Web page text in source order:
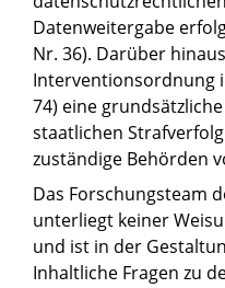
Lorenz
Johannes
2002)
Seit Anfang
der
Studie zum
im Erzbistum
Stufe 2:
der
Erzbischof
Josef
auch die
2002 initiierten
der Kirche mit
Änderungen in
Berichterstattung
dieses Teilprojekt
Quellen aus
Archiven
und Strafakten.
2002 reichenden
Jan Jeskow, 05251
paderborn.de
Vojin Sasa
Datenweitergabe
Nr. 36). Darüber
Interventionsordnung
74) eine
staatlichen
zuständige Behörden
Das Forschungsteam
unterliegt keiner
und ist in der
Inhaltliche Fragen zu